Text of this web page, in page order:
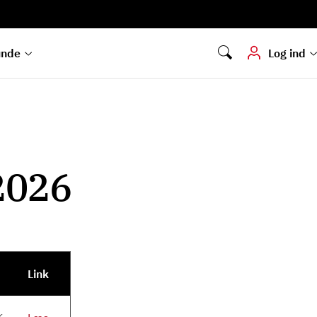
Log ind
Hvis du skal
dokumenter digitalt
Link